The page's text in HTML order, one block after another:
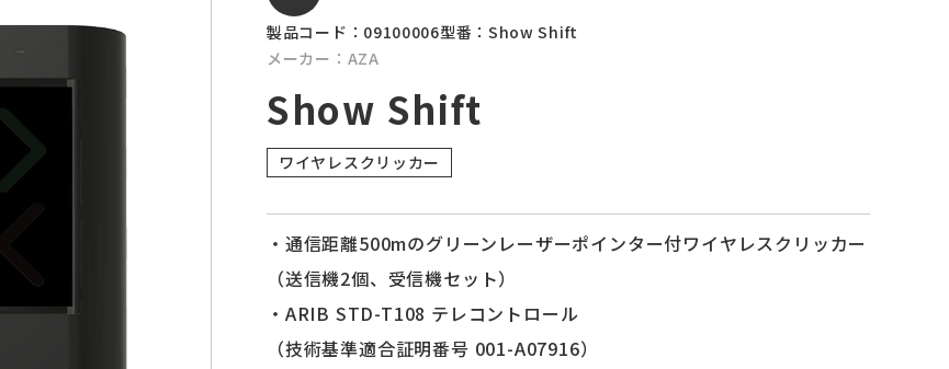
製品コード：09100006型番：Show Shift
メーカー：AZA
Show Shift
ワイヤレスクリッカー
・通信距離500mのグリーンレーザーポインター付ワイヤレスクリッカー
（送信機2個、受信機セット）
・ARIB STD-T108 テレコントロール
（技術基準適合証明番号 001-A07916）